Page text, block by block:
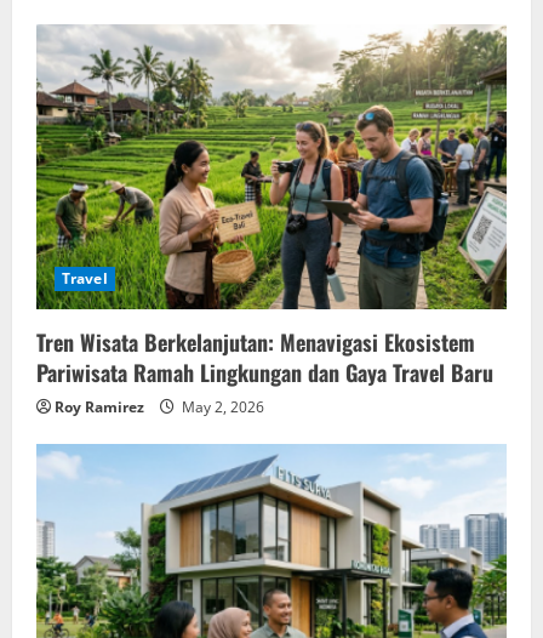
Travel
Tren Wisata Berkelanjutan: Menavigasi Ekosistem
Pariwisata Ramah Lingkungan dan Gaya Travel Baru
Roy Ramirez May 2, 2026